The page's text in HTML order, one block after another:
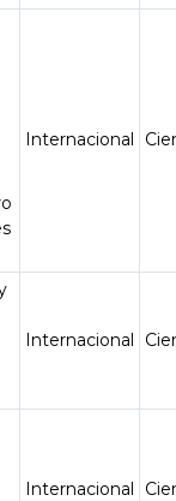
Internacional
Internacional
Internacional